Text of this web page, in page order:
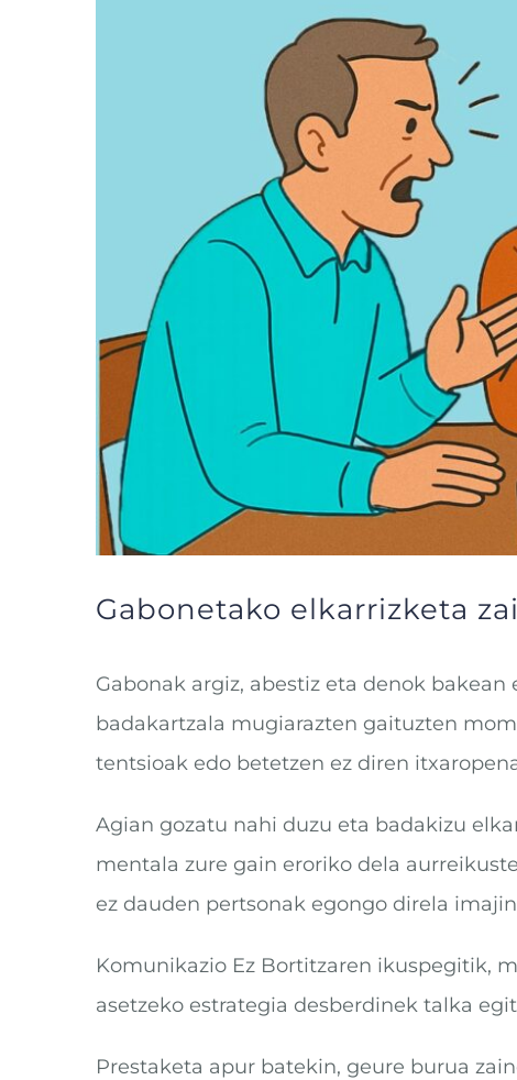
Gabonetako elkarrizketa
Gabonak argiz, abestiz eta denok
badakartzala mugiarazten gaituzten
tentsioak edo betetzen ez diren
Agian gozatu nahi duzu eta badakizu
mentala zure gain eroriko dela
ez dauden pertsonak egongo direla
Komunikazio Ez Bortitzaren ikuspegitik,
asetzeko estrategia desberdinek talka
Prestaketa apur batekin, geure burua